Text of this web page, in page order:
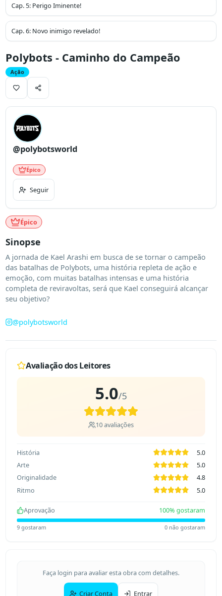
Cap.5: Perigo Iminente!
Cap.6: Novo inimigo revelado!
Polybots - Caminho do Campeão
Ação
@polybotsworld
Épico
Seguir
Épico
Sinopse
A jornada de Kael Arashi em busca de se tornar o campeão
das batalhas de Polybots, uma história repleta de ação e
emoção, com muitas batalhas intensas e uma história
completa de reviravoltas, será que Kael conseguirá alcançar
seu objetivo?
@polybotsworld
Avaliação dos Leitores
5.0/5
10avaliações
História
5.0
Arte
5.0
Originalidade
4.8
Ritmo
5.0
Aprovação 100% gostaram
9gostaram 0 não gostaram
Faça login para avaliar esta obra com detalhes.
Criar Conta Entrar